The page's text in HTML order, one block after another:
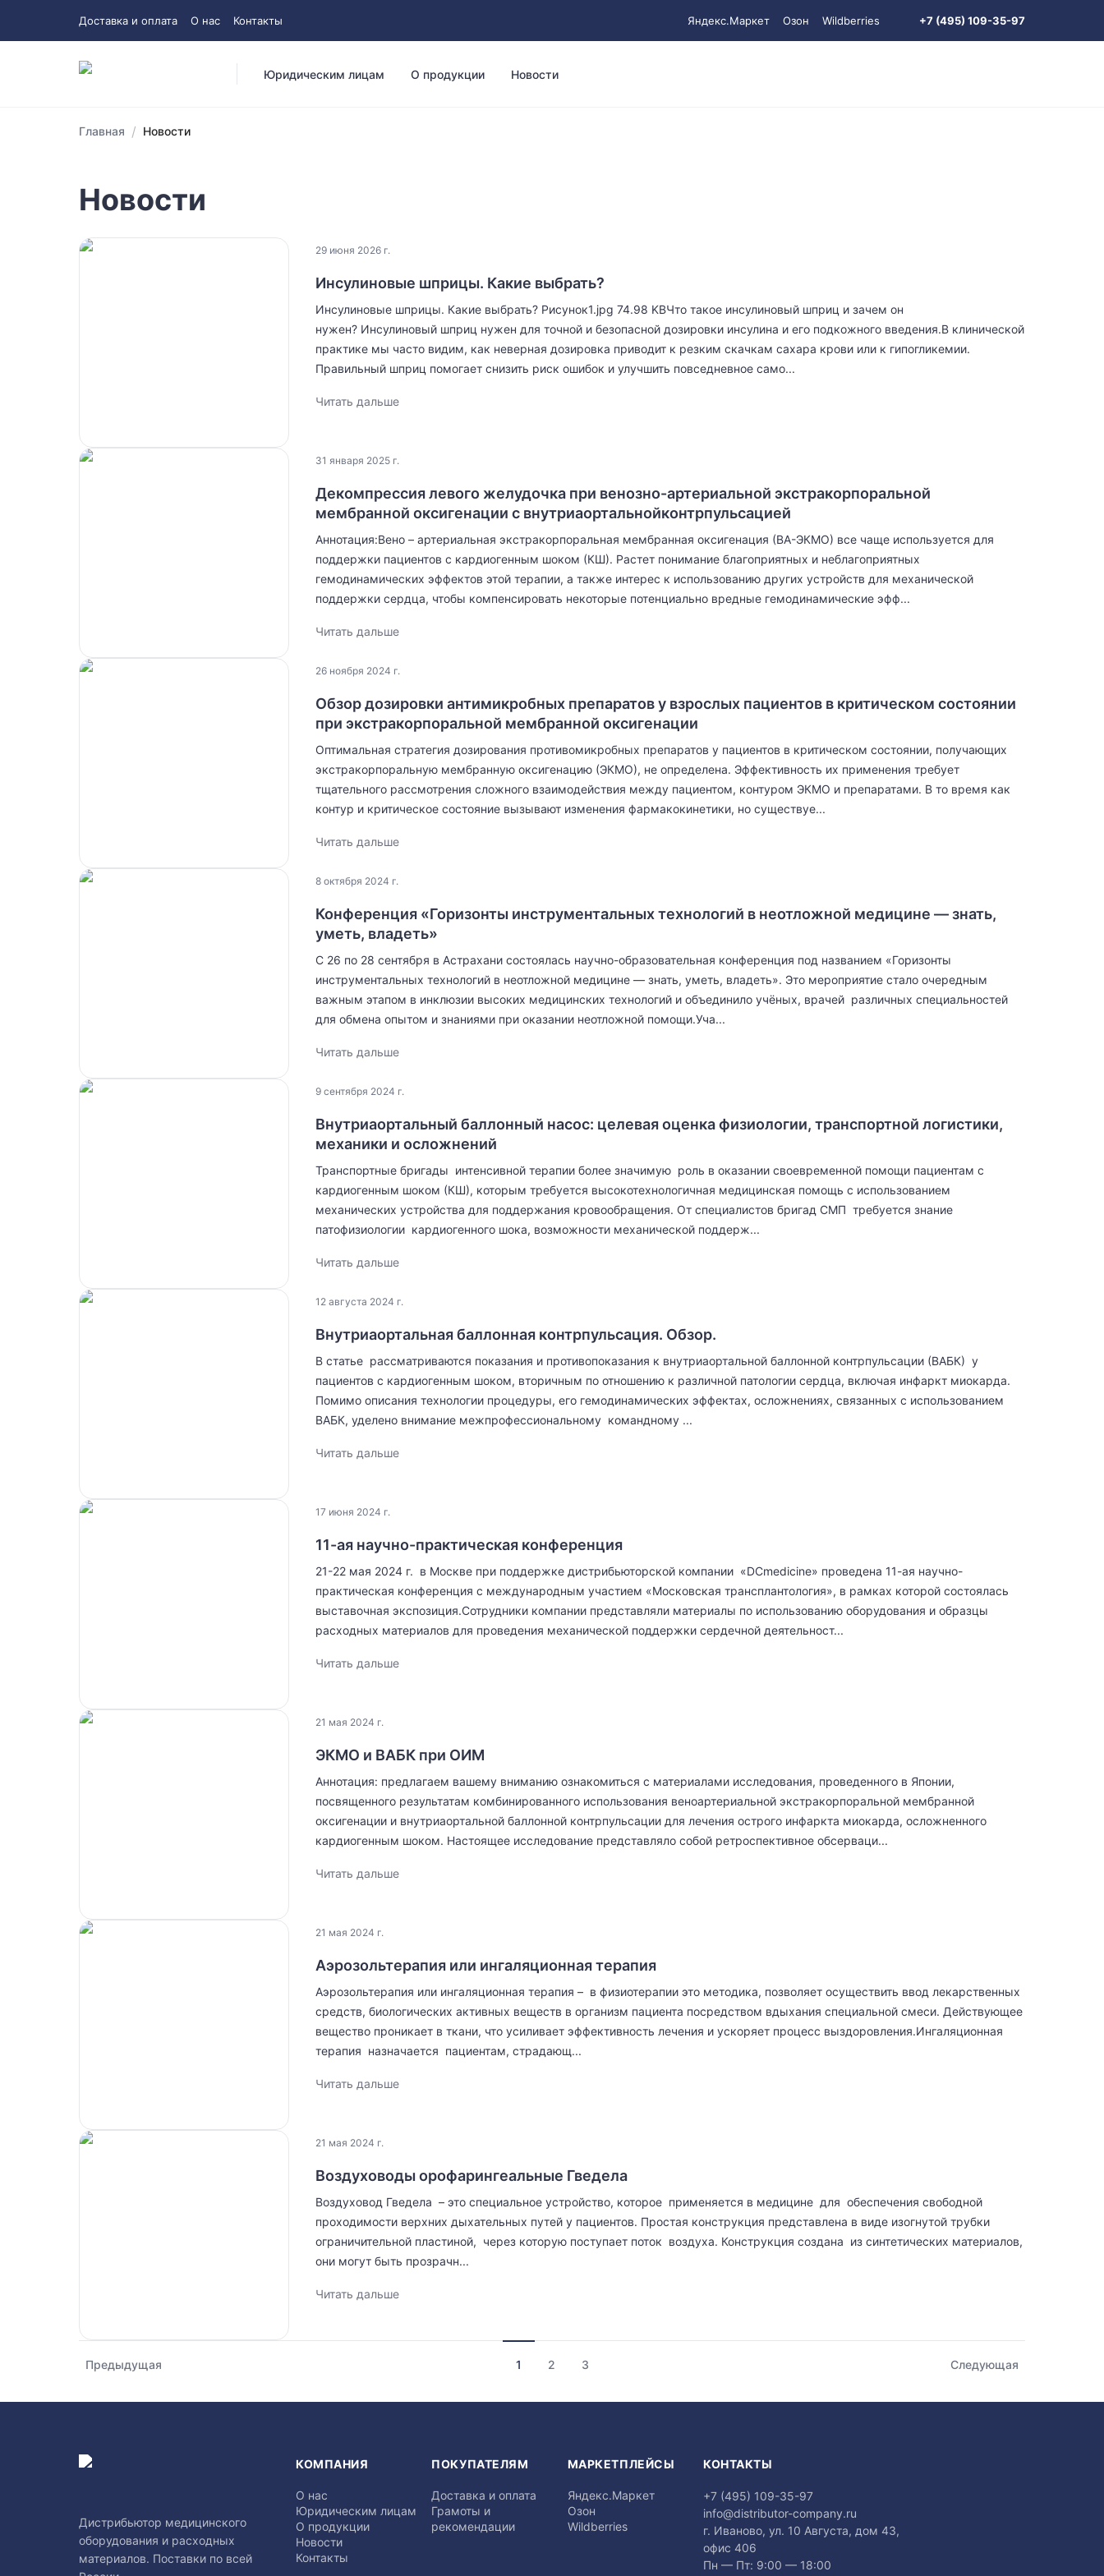
Доставка и оплата О нас Контакты Яндекс.Маркет Озон Wildberries +7 (495) 109-35-97
Юридическим лицам О продукции Новости
Главная / Новости
Новости
29 июня 2026 г.
Инсулиновые шприцы. Какие выбрать?
Инсулиновые шприцы. Какие выбрать? Рисунок1.jpg 74.98 KBЧто такое инсулиновый шприц и зачем он
нужен? Инсулиновый шприц нужен для точной и безопасной дозировки инсулина и его подкожного введения.В клинической
практике мы часто видим, как неверная дозировка приводит к резким скачкам сахара крови или к гипогликемии.
Правильный шприц помогает снизить риск ошибок и улучшить повседневное само...
Читать дальше
31 января 2025 г.
Декомпрессия левого желудочка при венозно-артериальной экстракорпоральной
мембранной оксигенации с внутриаортальнойконтрпульсацией
Аннотация:Вено – артериальная экстракорпоральная мембранная оксигенация (ВА-ЭКМО) все чаще используется для
поддержки пациентов с кардиогенным шоком (КШ). Растет понимание благоприятных и неблагоприятных
гемодинамических эффектов этой терапии, а также интерес к использованию других устройств для механической
поддержки сердца, чтобы компенсировать некоторые потенциально вредные гемодинамические эфф...
Читать дальше
26 ноября 2024 г.
Обзор дозировки антимикробных препаратов у взрослых пациентов в критическом состоянии
при экстракорпоральной мембранной оксигенации
Оптимальная стратегия дозирования противомикробных препаратов у пациентов в критическом состоянии, получающих
экстракорпоральную мембранную оксигенацию (ЭКМО), не определена. Эффективность их применения требует
тщательного рассмотрения сложного взаимодействия между пациентом, контуром ЭКМО и препаратами. В то время как
контур и критическое состояние вызывают изменения фармакокинетики, но существуе...
Читать дальше
8 октября 2024 г.
Конференция «Горизонты инструментальных технологий в неотложной медицине — знать,
уметь, владеть»
С 26 по 28 сентября в Астрахани состоялась научно-образовательная конференция под названием «Горизонты
инструментальных технологий в неотложной медицине — знать, уметь, владеть». Это мероприятие стало очередным
важным этапом в инклюзии высоких медицинских технологий и объединило учёных, врачей различных специальностей
для обмена опытом и знаниями при оказании неотложной помощи.Уча...
Читать дальше
9 сентября 2024 г.
Внутриаортальный баллонный насос: целевая оценка физиологии, транспортной логистики,
механики и осложнений
Транспортные бригады интенсивной терапии более значимую роль в оказании своевременной помощи пациентам с
кардиогенным шоком (КШ), которым требуется высокотехнологичная медицинская помощь с использованием
механических устройства для поддержания кровообращения. От специалистов бригад СМП требуется знание
патофизиологии кардиогенного шока, возможности механической поддерж...
Читать дальше
12 августа 2024 г.
Внутриаортальная баллонная контрпульсация. Обзор.
В статье рассматриваются показания и противопоказания к внутриаортальной баллонной контрпульсации (ВАБК) у
пациентов с кардиогенным шоком, вторичным по отношению к различной патологии сердца, включая инфаркт миокарда.
Помимо описания технологии процедуры, его гемодинамических эффектах, осложнениях, связанных с использованием
ВАБК, уделено внимание межпрофессиональному командному ...
Читать дальше
17 июня 2024 г.
11-ая научно-практическая конференция
21-22 мая 2024 г. в Москве при поддержке дистрибьюторской компании «DCmedicine» проведена 11-ая научно-
практическая конференция с международным участием «Московская трансплантология», в рамках которой состоялась
выставочная экспозиция.Сотрудники компании представляли материалы по использованию оборудования и образцы
расходных материалов для проведения механической поддержки сердечной деятельност...
Читать дальше
21 мая 2024 г.
ЭКМО и ВАБК при ОИМ
Аннотация: предлагаем вашему вниманию ознакомиться с материалами исследования, проведенного в Японии,
посвященного результатам комбинированного использования веноартериальной экстракорпоральной мембранной
оксигенации и внутриаортальной баллонной контрпульсации для лечения острого инфаркта миокарда, осложненного
кардиогенным шоком. Настоящее исследование представляло собой ретроспективное обсерваци...
Читать дальше
21 мая 2024 г.
Аэрозольтерапия или ингаляционная терапия
Аэрозольтерапия или ингаляционная терапия – в физиотерапии это методика, позволяет осуществить ввод лекарственных
средств, биологических активных веществ в организм пациента посредством вдыхания специальной смеси. Действующее
вещество проникает в ткани, что усиливает эффективность лечения и ускоряет процесс выздоровления.Ингаляционная
терапия назначается пациентам, страдающ...
Читать дальше
21 мая 2024 г.
Воздуховоды орофарингеальные Гведела
Воздуховод Гведела – это специальное устройство, которое применяется в медицине для обеспечения свободной
проходимости верхних дыхательных путей у пациентов. Простая конструкция представлена в виде изогнутой трубки
ограничительной пластиной, через которую поступает поток воздуха. Конструкция создана из синтетических материалов,
они могут быть прозрачн...
Читать дальше
Предыдущая 1 2 3 Следующая
Дистрибьютор медицинского
оборудования и расходных
материалов. Поставки по всей
КОМПАНИЯ
О нас
Юридическим лицам
О продукции
Новости
Контакты
ПОКУПАТЕЛЯМ
Доставка и оплата
Грамоты и
рекомендации
МАРКЕТПЛЕЙСЫ
Яндекс.Маркет
Озон
Wildberries
КОНТАКТЫ
+7 (495) 109-35-97
info@distributor-company.ru
г. Иваново, ул. 10 Августа, дом 43,
офис 406
Пн — Пт: 9:00 — 18:00